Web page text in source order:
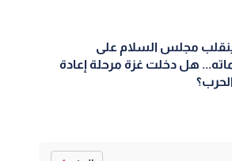
مجلس السلام على
هل دخلت غزة مرحلة إعادة